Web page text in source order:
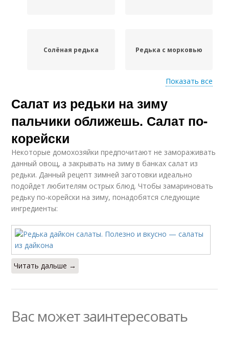
Солёная редька Редька с морковью
Квашеная редька Редька с капустой
Капуста с редькой Редька с медом
Показать все
Салат из редьки на зиму
пальчики оближешь. Салат по-
корейски
Некоторые домохозяйки предпочитают не замораживать
данный овощ, а закрывать на зиму в банках салат из
редьки. Данный рецепт зимней заготовки идеально
подойдет любителям острых блюд. Чтобы замариновать
редьку по-корейски на зиму, понадобятся следующие
ингредиенты:
Читать дальше →
Вас может заинтересовать